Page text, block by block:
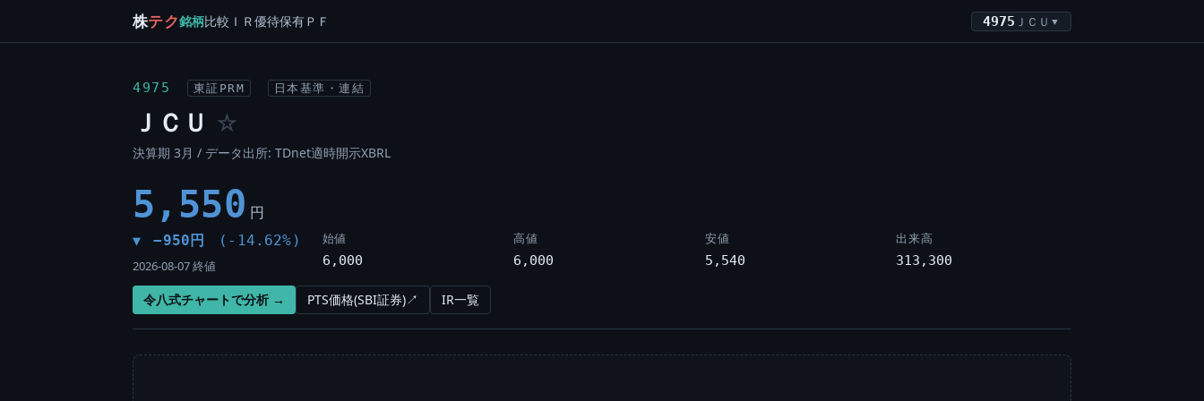
株テク銘柄比較 ＩＲ優待保有ＰＦ 4975 ＪＣＵ ▼
4975 東証PRM 日本基準・連結
ＪＣＵ ☆
決算期 3月 / データ出所: TDnet適時開示XBRL
5,550 円
▼ −950円 (-14.62%)
2026-08-07 終値
始値
6,000
高値
6,000
安値
5,540
出来高
313,300
令八式チャートで分析 → PTS価格(SBI証券)↗ IR一覧